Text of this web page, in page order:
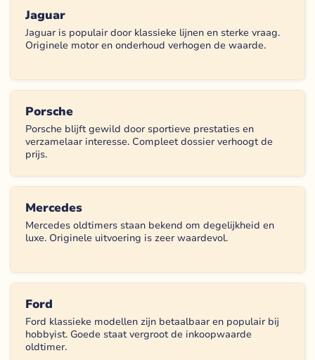
Jaguar
Jaguar is populair door klassieke lijnen en sterke vraag.
Originele motor en onderhoud verhogen de waarde.
Porsche
Porsche blijft gewild door sportieve prestaties en
verzamelaar interesse. Compleet dossier verhoogt de
prijs.
Mercedes
Mercedes oldtimers staan bekend om degelijkheid en
luxe. Originele uitvoering is zeer waardevol.
Ford
Ford klassieke modellen zijn betaalbaar en populair bij
hobbyist. Goede staat vergroot de inkoopwaarde
oldtimer.